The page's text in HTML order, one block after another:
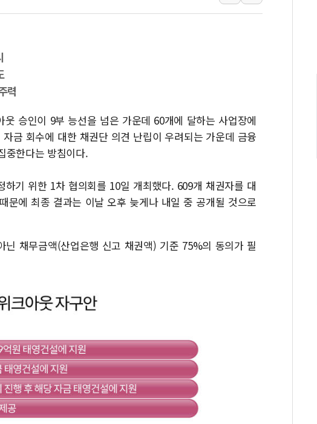
주한미군 "오산기지 누출, 백린 아닌 무해한 표면
[코인 시황] 비트코인, ETF 자금 유입에도 박스
력
승인이 9부 능선을 넘은 가운데 60개에 달하는 사업장에
금 회수에 대한 채권단 의견 난립이 우려되는 가운데 금융
중한다는 방침이다.
기 위한 1차 협의회를 10일 개최했다. 609개 채권자를 대
문에 최종 결과는 이날 오후 늦게나 내일 중 공개될 것으로
채무금액(산업은행 신고 채권액) 기준 75%의 동의가 필